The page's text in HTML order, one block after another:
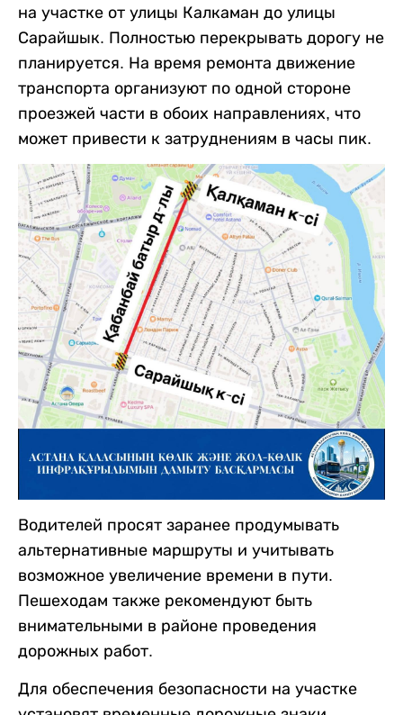
на участке от улицы Калкаман до улицы
Сарайшык. Полностью перекрывать дорогу не
планируется. На время ремонта движение
транспорта организуют по одной стороне
проезжей части в обоих направлениях, что
может привести к затруднениям в часы пик.
Водителей просят заранее продумывать
альтернативные маршруты и учитывать
возможное увеличение времени в пути.
Пешеходам также рекомендуют быть
внимательными в районе проведения
дорожных работ.
Для обеспечения безопасности на участке